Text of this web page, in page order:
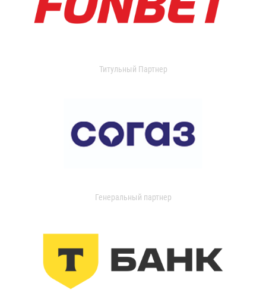
Титульный Партнер
Генеральный партнер